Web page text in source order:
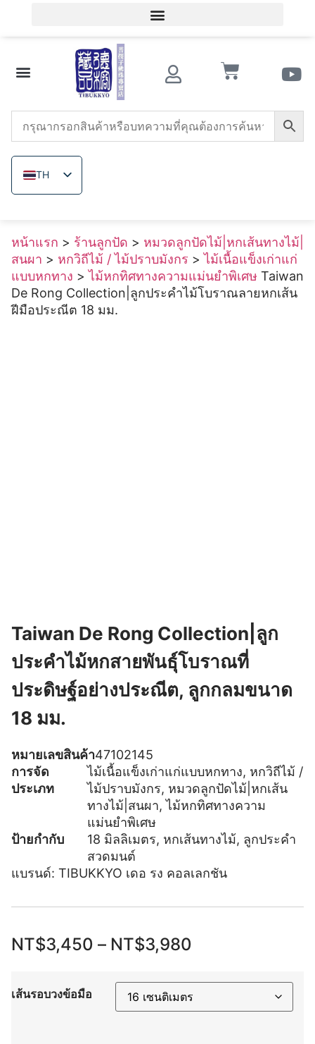
TH
ZH_TW
JA
VI
หน้าแรก > ร้านลูกปัด > หมวดลูกปัดไม้|หกเส้นทางไม้|
สนผา > หกวิถีไม้ / ไม้ปราบมังกร >ไม้เนื้อแข็งเก่าแก่
แบบหกทาง >ไม้หกทิศทางความแม่นยำพิเศษ Taiwan
De Rong Collection|ลูกประคำไม้โบราณลายหกเส้น
ฝีมือประณีต 18 มม.
Taiwan De Rong Collection|ลูก
ประคำไม้หกสายพันธุ์โบราณที่
ประดิษฐ์อย่างประณีต, ลูกกลมขนาด
18 มม.
หมายเลขสินค้า47102145
การจัด
ประเภท
ไม้เนื้อแข็งเก่าแก่แบบหกทาง, หกวิถีไม้ /
ไม้ปราบมังกร, หมวดลูกปัดไม้|หกเส้น
ทางไม้|สนผา,ไม้หกทิศทางความ
แม่นยำพิเศษ
ป้ายกำกับ
18 มิลลิเมตร, หกเส้นทางไม้, ลูกประคำ
สวดมนต์
แบรนด์: TIBUKKYO เดอ รง คอลเลกชัน
NT$3,450 – NT$3,980
เส้นรอบวงข้อมือ